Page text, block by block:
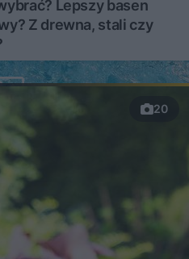
Lepszy basen
Z drewna, stali czy
20